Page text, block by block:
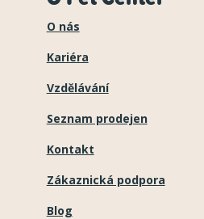
O nás
Kariéra
Vzdělávání
Seznam prodejen
Kontakt
Zákaznická podpora
Blog